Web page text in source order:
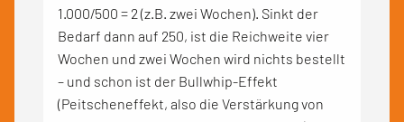
1.000/500 = 2 (z.B. zwei Wochen). Sinkt der
Bedarf dann auf 250, ist die Reichweite vier
Wochen und zwei Wochen wird nichts bestellt
– und schon ist der Bullwhip-Effekt
(Peitscheneffekt, also die Verstärkung von